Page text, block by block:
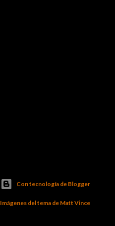
Con tecnología de Blogger
Imágenes del tema de Matt Vince